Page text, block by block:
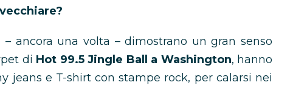
– ancora una volta – dimostrano un gran senso
di Hot 99.5 Jingle Ball a Washington, hanno
jeans e T-shirt con stampe rock, per calarsi nei